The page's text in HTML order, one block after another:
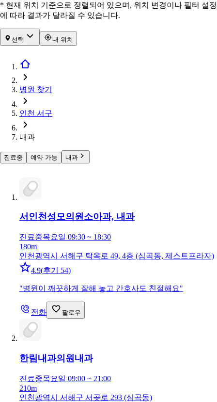
* 현재 위치 기준으로 정렬되어 있으며, 위치 변경이나 필터 설정
에 따라 결과가 달라질 수 있습니다.
선택 내 위치
병원 찾기
인천 서구
내과
진료중 예약 가능 내과
서인천성모의원소아과, 내과
진료중목요일 09:30 ~ 18:30
180m
인천광역시 서해구 탁옥로 49, 4층 (심곡동, 제스트프라자)
4.9(후기 54)
"병윈이 깨끗하게 잘해 놓고 간호사도 친절해요"
전화 팔로우
한림내과의원 내과
진료중목요일 09:00 ~ 21:00
210m
인천광역시 서해구 서곶로 293 (심곡동)